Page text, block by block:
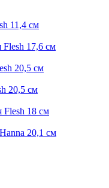
11,4 см
Flesh 17,6 см
20,5 см
20,5 см
Flesh 18 см
20,1 см